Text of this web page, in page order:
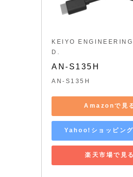
KEIYO
D.
AN-S135H
AN-S135H
Amazonで見
Yahoo!ショッピン
楽天市場で見る